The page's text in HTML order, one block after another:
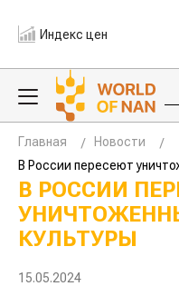
Индекс цен
Главная
Новости
В России пересеют
В РОССИИ
КУЛЬТУРЫ
15.05.2024